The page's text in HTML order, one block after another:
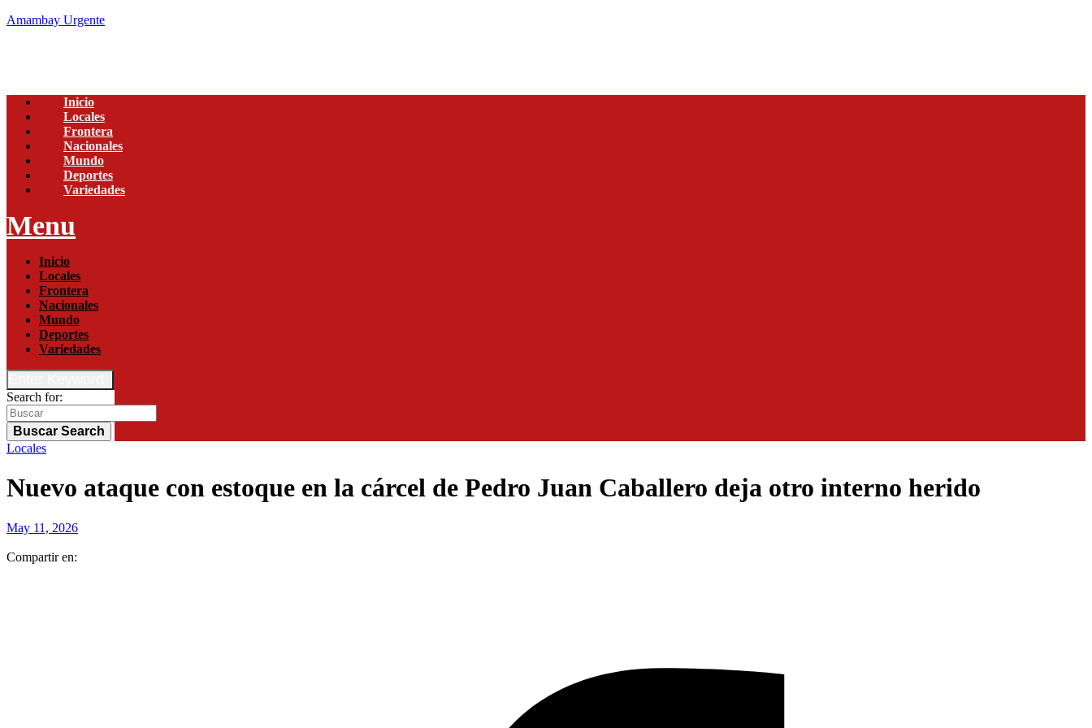
Amambay Urgente
Inicio
Locales
Frontera
Nacionales
Mundo
Deportes
Variedades
Menu
Inicio
Locales
Frontera
Nacionales
Mundo
Deportes
Variedades
Search for:
Buscar Search
Locales
Nuevo ataque con estoque en la cárcel de Pedro Juan Caballero deja otro interno herido
May 11, 2026
Compartir en: